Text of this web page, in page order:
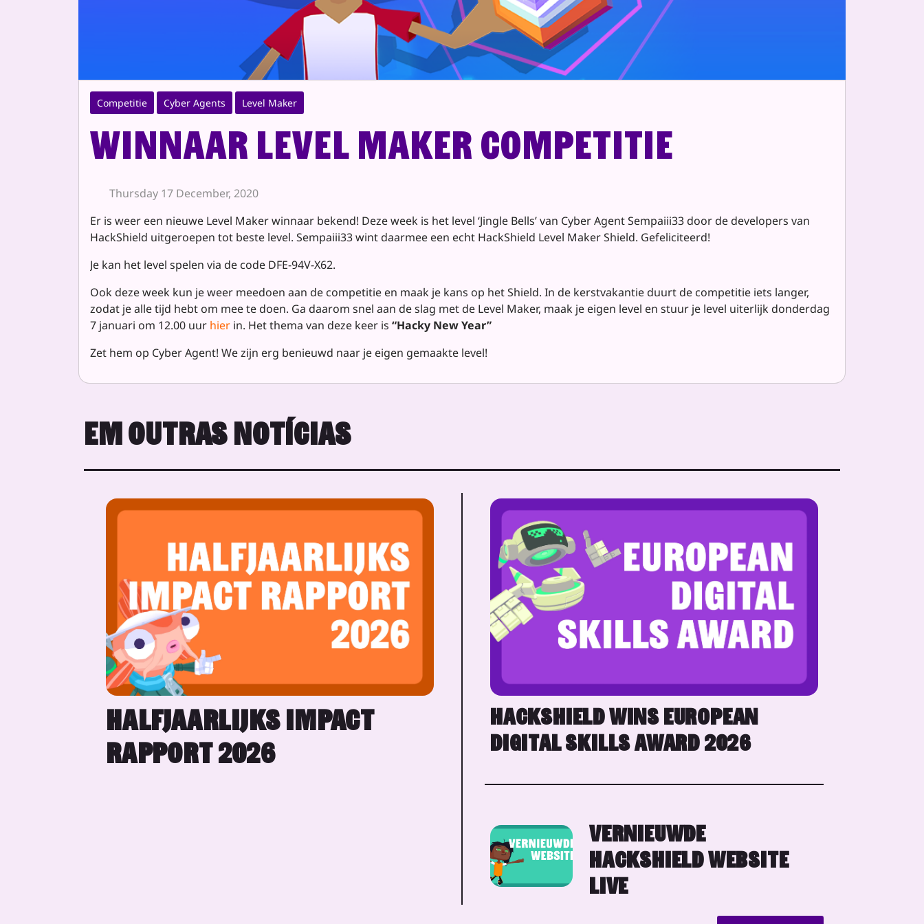
Competitie Cyber Agents Level Maker
Winnaar Level Maker Competitie
Thursday 17 December, 2020
Er is weer een nieuwe Level Maker winnaar bekend! Deze week is het level ‘Jingle Bells’ van Cyber Agent Sempaiii33 door de developers van
HackShield uitgeroepen tot beste level. Sempaiii33 wint daarmee een echt HackShield Level Maker Shield. Gefeliciteerd!
Je kan het level spelen via de code DFE-94V-X62.
Ook deze week kun je weer meedoen aan de competitie en maak je kans op het Shield. In de kerstvakantie duurt de competitie iets langer,
zodat je alle tijd hebt om mee te doen. Ga daarom snel aan de slag met de Level Maker, maak je eigen level en stuur je level uiterlijk donderdag
7 januari om 12.00 uur hier in. Het thema van deze keer is “Hacky New Year”
Zet hem op Cyber Agent! We zijn erg benieuwd naar je eigen gemaakte level!
EM OUTRAS NOTÍCIAS
HALFJAARLIJKS IMPACT
RAPPORT 2026
HACKSHIELD WINS EUROPEAN
DIGITAL SKILLS AWARD 2026
VERNIEUWDE
HACKSHIELD WEBSITE
LIVE